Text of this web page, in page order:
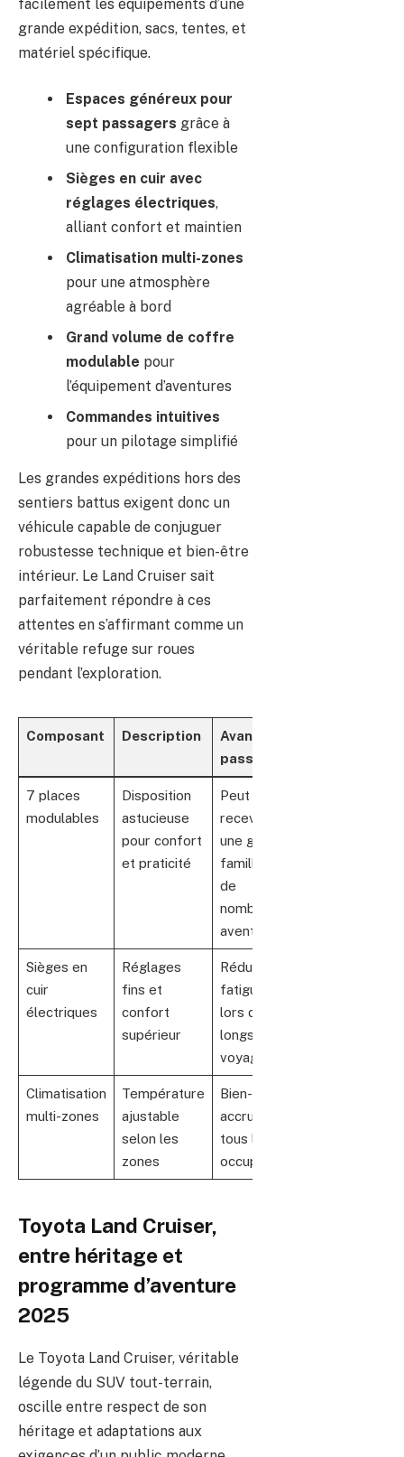
facilement les équipements d’une
grande expédition, sacs, tentes, et
matériel spécifique.
Espaces généreux pour
sept passagers grâce à
une configuration flexible
Sièges en cuir avec
réglages électriques,
alliant confort et maintien
Climatisation multi-zones
pour une atmosphère
agréable à bord
Grand volume de coffre
modulable pour
l’équipement d’aventures
Commandes intuitives
pour un pilotage simplifié
Les grandes expéditions hors des
sentiers battus exigent donc un
véhicule capable de conjuguer
robustesse technique et bien-être
intérieur. Le Land Cruiser sait
parfaitement répondre à ces
attentes en s’affirmant comme un
véritable refuge sur roues
pendant l’exploration.
Composant Description
Avantage
passager
7 places
modulables
Disposition
astucieuse
pour confort
et praticité
Peut
recevoir
une grande
famille ou
de
nombreux
aventuriers
Sièges en
cuir
électriques
Réglages
fins et
confort
supérieur
Réduit la
fatigue
lors des
longs
voyages
Climatisation
multi-zones
Température
ajustable
selon les
zones
Bien-être
accru pour
tous les
occupants
Toyota Land Cruiser,
entre héritage et
programme d’aventure
2025
Le Toyota Land Cruiser, véritable
légende du SUV tout-terrain,
oscille entre respect de son
héritage et adaptations aux